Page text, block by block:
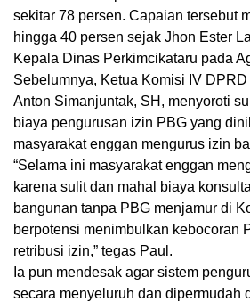
sekitar 78 persen. Capaian tersebut
hingga 40 persen sejak Jhon Ester
Kepala Dinas Perkimcikataru pada
Sebelumnya, Ketua Komisi IV
Anton Simanjuntak, SH, menyoroti
biaya pengurusan izin PBG yang
masyarakat enggan mengurus izin
“Selama ini masyarakat enggan
karena sulit dan mahal biaya
bangunan tanpa PBG menjamur di
berpotensi menimbulkan kebocoran
retribusi izin,” tegas Paul.
Ia pun mendesak agar sistem
secara menyeluruh dan dipermudah